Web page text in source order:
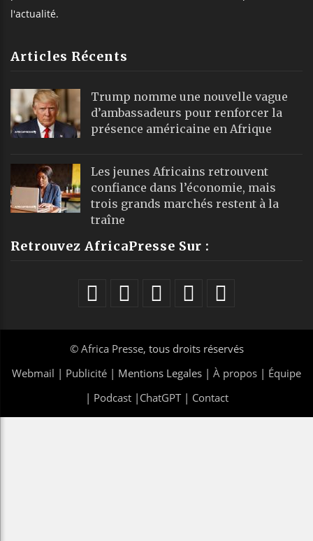
l'actualité.
Articles Récents
Trump nomme une nouvelle vague
d’ambassadeurs pour renforcer la
présence américaine en Afrique
Les jeunes Africains retrouvent
confiance dans l’économie, mais
trois grands marchés restent à la
traîne
Retrouvez AfricaPresse Sur :
© Africa Presse, tous droits réservés
Webmail | Publicité | Mentions Legales | À propos | Équipe
| Podcast| ChatGPT| Contact